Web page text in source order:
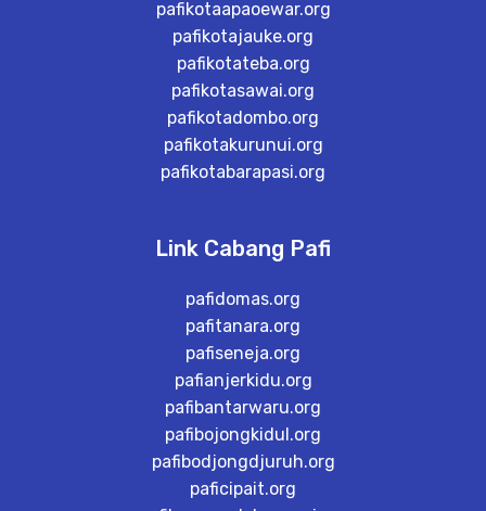
pafikotaapaoewar.org
pafikotajauke.org
pafikotateba.org
pafikotasawai.org
pafikotadombo.org
pafikotakurunui.org
pafikotabarapasi.org
Link Cabang Pafi
pafidomas.org
pafitanara.org
pafiseneja.org
pafianjerkidu.org
pafibantarwaru.org
pafibojongkidul.org
pafibodjongdjuruh.org
paficipait.org